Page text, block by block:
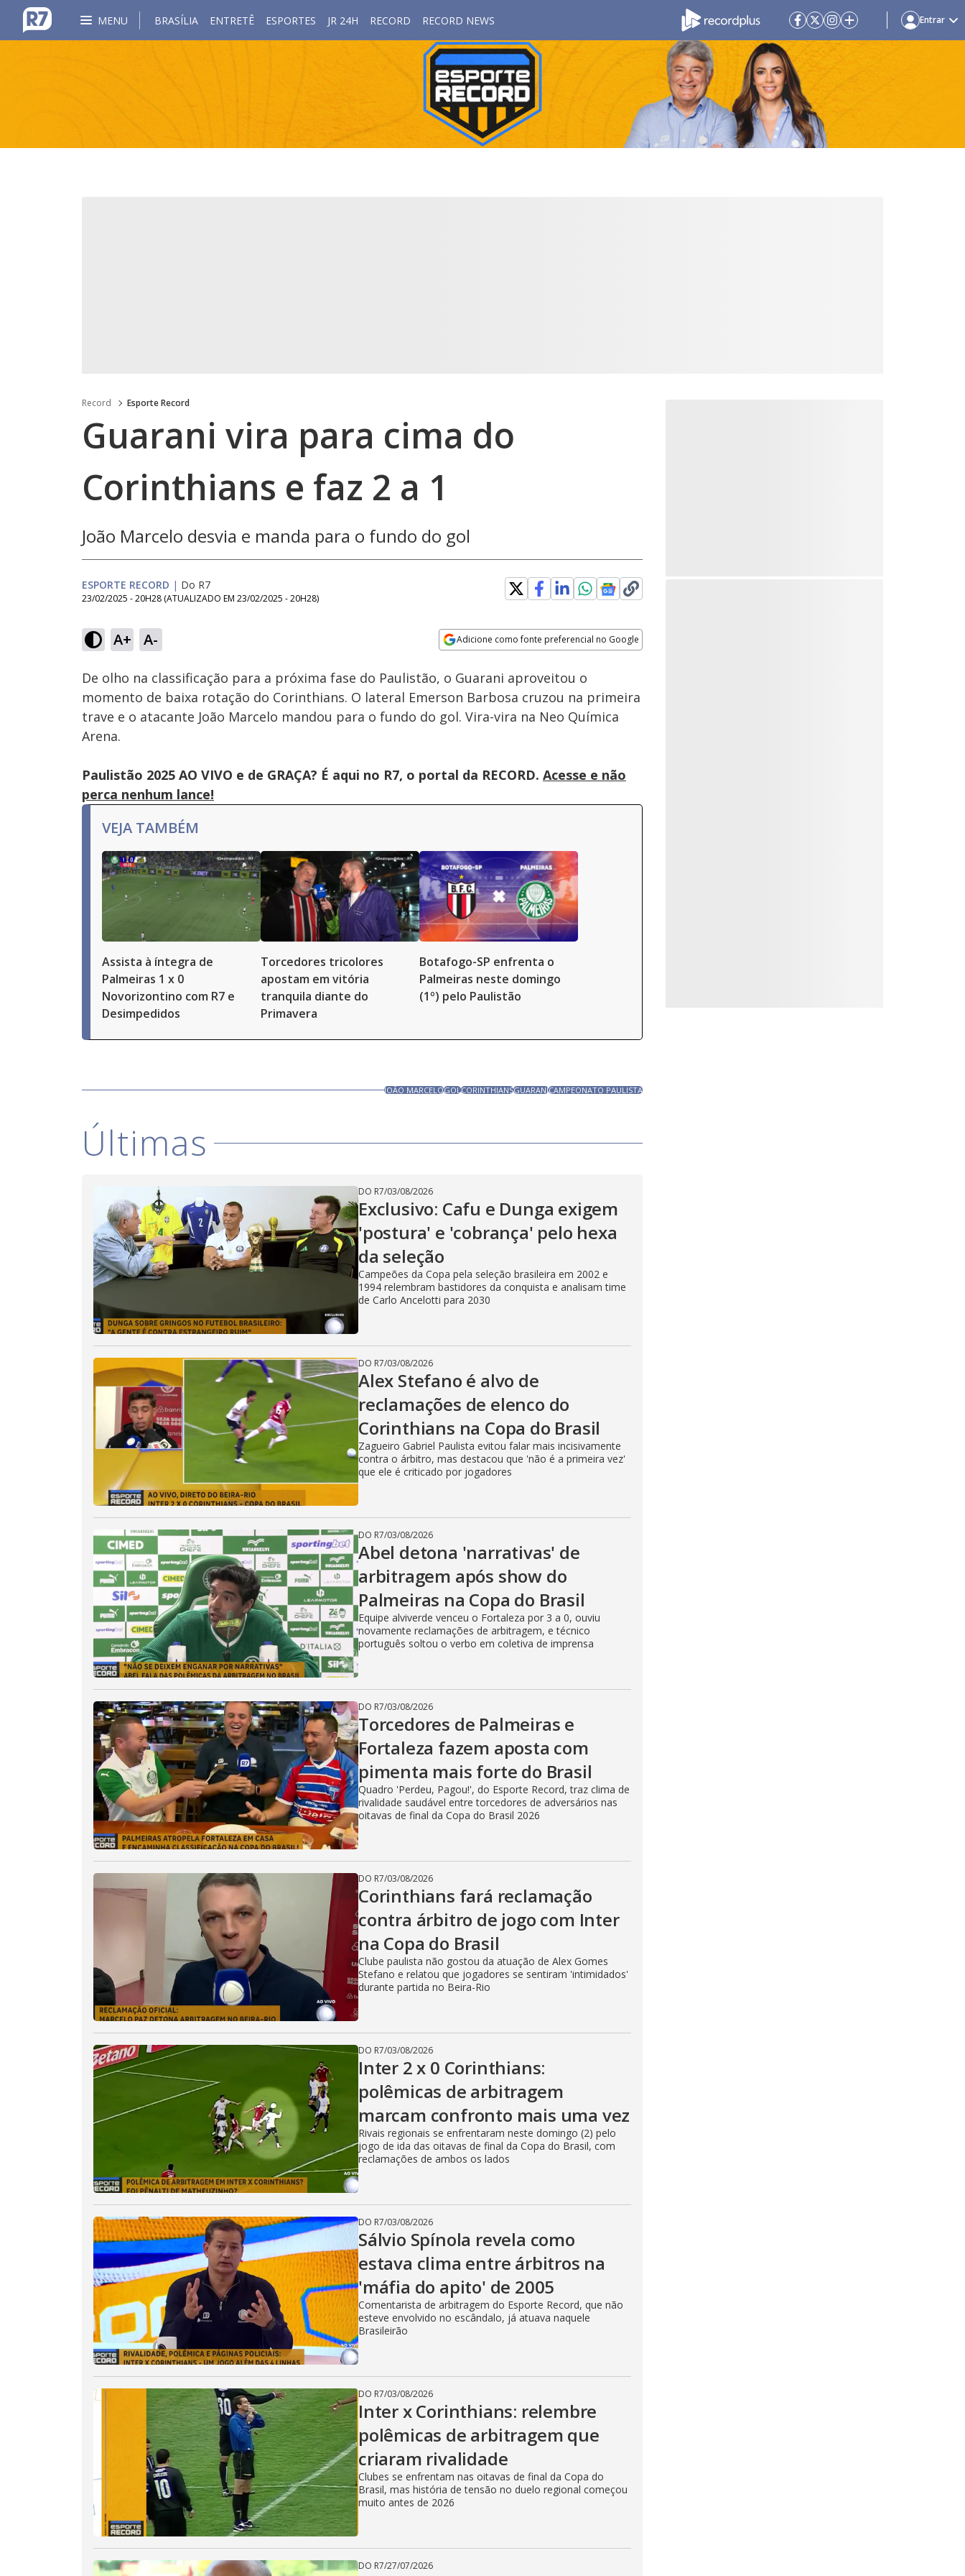
MENU BRASÍLIA ENTRETÊ ESPORTES JR 24H RECORD RECORD NEWS Entrar
Record Esporte Record
Guarani vira para cima do
Corinthians e faz 2 a 1
João Marcelo desvia e manda para o fundo do gol
ESPORTE RECORD | Do R7
23/02/2025 - 20H28 (ATUALIZADO EM 23/02/2025 - 20H28)
A+ A- Adicione como fonte preferencial no Google
Ativar
Som
Velocidade
De olho na classificação para a próxima fase do Paulistão, o Guarani aproveitou o
momento de baixa rotação do Corinthians. O lateral Emerson Barbosa cruzou na primeira
trave e o atacante João Marcelo mandou para o fundo do gol. Vira-vira na Neo Química
Arena.
Paulistão 2025 AO VIVO e de GRAÇA? É aqui no R7, o portal da RECORD. Acesse e não
perca nenhum lance!
VEJA TAMBÉM
Assista à íntegra de
Palmeiras 1 x 0
Novorizontino com R7 e
Desimpedidos
Torcedores tricolores
apostam em vitória
tranquila diante do
Primavera
Botafogo-SP enfrenta o
Palmeiras neste domingo
(1º) pelo Paulistão
JOÃO MARCELOGOLCORINTHIANSGUARANICAMPEONATO PAULISTA
Últimas
DO R7/03/08/2026
Exclusivo: Cafu e Dunga exigem
'postura' e 'cobrança' pelo hexa
da seleção
Campeões da Copa pela seleção brasileira em 2002 e
1994 relembram bastidores da conquista e analisam time
de Carlo Ancelotti para 2030
DO R7/03/08/2026
Alex Stefano é alvo de
reclamações de elenco do
Corinthians na Copa do Brasil
Zagueiro Gabriel Paulista evitou falar mais incisivamente
contra o árbitro, mas destacou que 'não é a primeira vez'
que ele é criticado por jogadores
DO R7/03/08/2026
Abel detona 'narrativas' de
arbitragem após show do
Palmeiras na Copa do Brasil
Equipe alviverde venceu o Fortaleza por 3 a 0, ouviu
novamente reclamações de arbitragem, e técnico
português soltou o verbo em coletiva de imprensa
DO R7/03/08/2026
Torcedores de Palmeiras e
Fortaleza fazem aposta com
pimenta mais forte do Brasil
Quadro 'Perdeu, Pagou!', do Esporte Record, traz clima de
rivalidade saudável entre torcedores de adversários nas
oitavas de final da Copa do Brasil 2026
DO R7/03/08/2026
Corinthians fará reclamação
contra árbitro de jogo com Inter
na Copa do Brasil
Clube paulista não gostou da atuação de Alex Gomes
Stefano e relatou que jogadores se sentiram 'intimidados'
durante partida no Beira-Rio
DO R7/03/08/2026
Inter 2 x 0 Corinthians:
polêmicas de arbitragem
marcam confronto mais uma vez
Rivais regionais se enfrentaram neste domingo (2) pelo
jogo de ida das oitavas de final da Copa do Brasil, com
reclamações de ambos os lados
DO R7/03/08/2026
Sálvio Spínola revela como
estava clima entre árbitros na
'máfia do apito' de 2005
Comentarista de arbitragem do Esporte Record, que não
esteve envolvido no escândalo, já atuava naquele
Brasileirão
DO R7/03/08/2026
Inter x Corinthians: relembre
polêmicas de arbitragem que
criaram rivalidade
Clubes se enfrentam nas oitavas de final da Copa do
Brasil, mas história de tensão no duelo regional começou
muito antes de 2026
DO R7/27/07/2026